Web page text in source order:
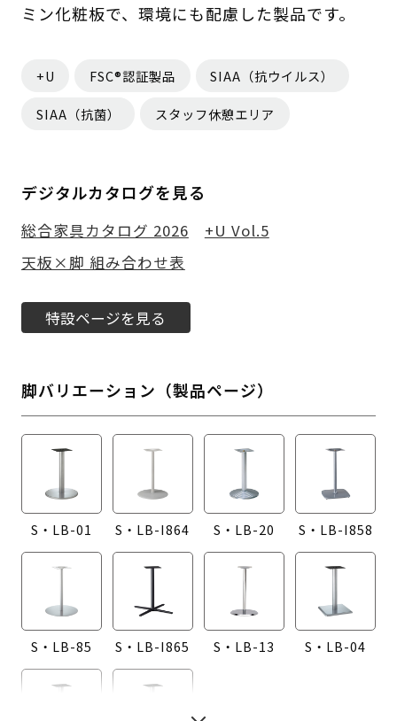
ミン化粧板で、環境にも配慮した製品です。
+U FSC®認証製品 SIAA（抗ウイルス）
SIAA（抗菌） スタッフ休憩エリア
デジタルカタログを見る
総合家具カタログ 2026
+U Vol.5
天板×脚 組み合わせ表
特設ページを見る
脚バリエーション（製品ページ）
S・LB-01 S・LB-I864 S・LB-20 S・LB-I858
S・LB-85 S・LB-I865 S・LB-13 S・LB-04